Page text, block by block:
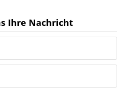
Ihre Nachricht